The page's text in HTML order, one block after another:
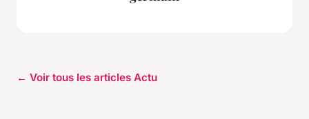
← Voir tous les articles Actu